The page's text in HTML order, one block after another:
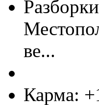
ве...
Карма: